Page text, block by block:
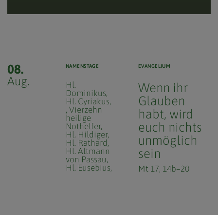
08.
Aug.
NAMENSTAGE
Hl.
Dominikus
Hl. Cyriakus
Vierzehn
heilige
Nothelfer
Hl. Hildiger
Hl. Rathard
Hl. Altmann
von Passau
Hl. Eusebius
EVANGELIUM
Wenn ihr
Glauben
habt, wird
euch nichts
unmöglich
sein
Mt 17, 14b–20